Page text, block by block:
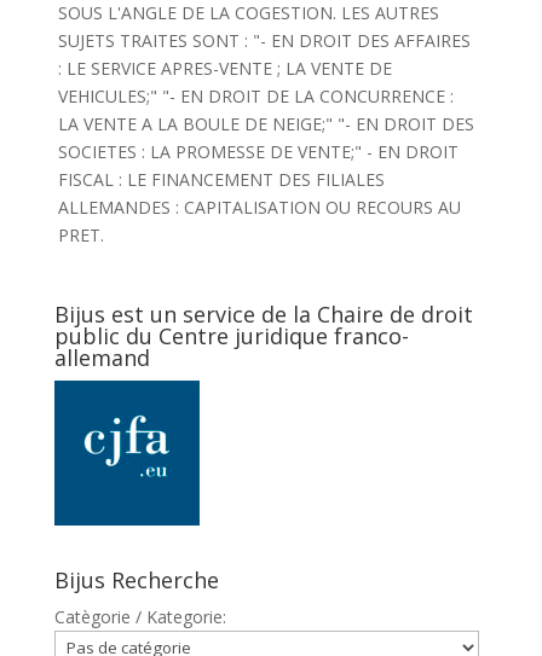
SOUS L'ANGLE DE LA COGESTION. LES AUTRES
SUJETS TRAITES SONT : "- EN DROIT DES AFFAIRES
: LE SERVICE APRES-VENTE ; LA VENTE DE
VEHICULES;" "- EN DROIT DE LA CONCURRENCE :
LA VENTE A LA BOULE DE NEIGE;" "- EN DROIT DES
SOCIETES : LA PROMESSE DE VENTE;" - EN DROIT
FISCAL : LE FINANCEMENT DES FILIALES
ALLEMANDES : CAPITALISATION OU RECOURS AU
PRET.
Bijus est un service de la Chaire de droit
public du Centre juridique franco-
allemand
Bijus Recherche
Catègorie / Kategorie: